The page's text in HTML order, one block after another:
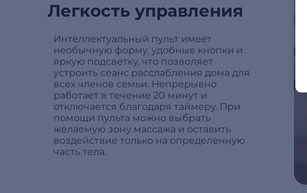
Легкость управления
Интеллектуальный пульт имеет
необычную форму, удобные кнопки и
яркую подсветку, что позволяет
устроить сеанс расслабления дома для
всех членов семьи. Непрерывно
работает в течение 20 минут и
отключается благодаря таймеру. При
помощи пульта можно выбрать
желаемую зону массажа и оставить
воздействие только на определенную
часть тела.